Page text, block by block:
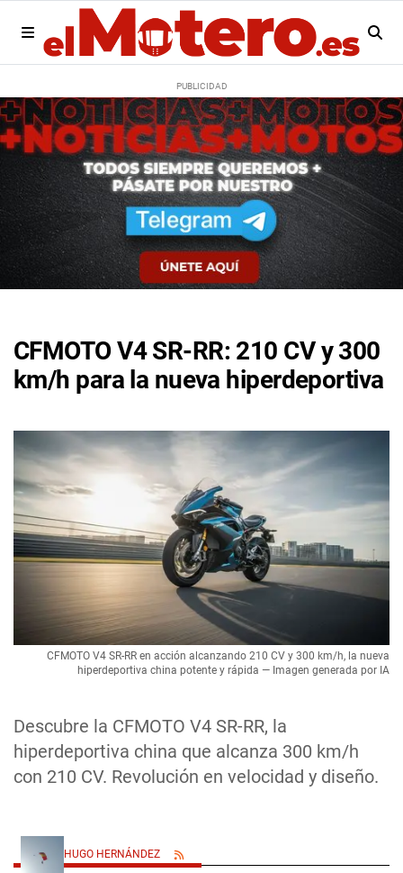
CFMOTO V4 SR-RR: 210 CV y 300
km/h para la nueva hiperdeportiva
Descubre la CFMOTO V4 SR-RR, la
hiperdeportiva china que alcanza 300 km/h
con 210 CV. Revolución en velocidad y diseño.
CFMOTO V4 SR-RR en acción alcanzando 210 CV y 300 km/h, la nueva
hiperdeportiva china potente y rápida — Imagen generada por IA
HUGO HERNÁNDEZ